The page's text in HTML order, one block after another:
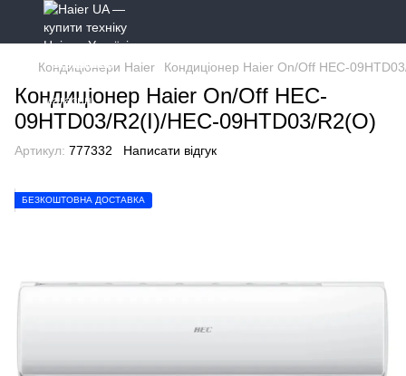
Кондиціонери Haier Кондиціонер Haier On/Off HEC-
Кондиціонер Haier On/Off HEC-
09HTD03/R2(I)/HEC-09HTD03/R2(O)
Артикул: 777332 Написати відгук
БЕЗКОШТОВНА ДОСТАВКА